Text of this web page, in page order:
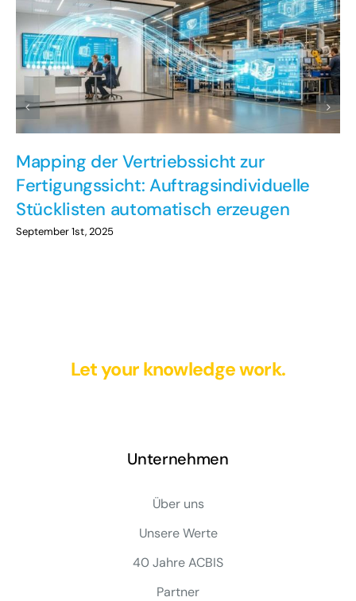
Mapping der Vertriebssicht zur
Fertigungssicht: Auftragsindividuelle
Stücklisten automatisch erzeugen
September 1st, 2025
Let your knowledge work.
Unternehmen
Über uns
Unsere Werte
40 Jahre ACBIS
Partner